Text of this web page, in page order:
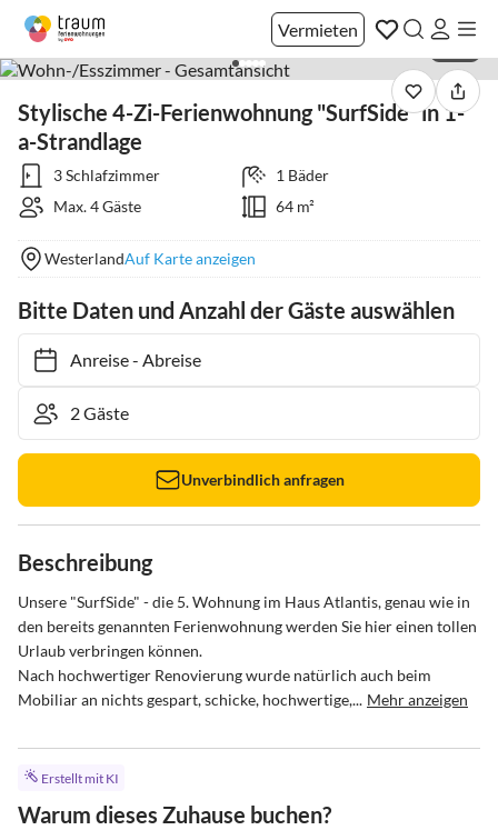
Vermieten
Stylische 4-Zi-Ferienwohnung "SurfSide" in 1-
a-Strandlage
3 Schlafzimmer
1 Bäder
Max. 4 Gäste
64 m²
WesterlandAuf Karte anzeigen
Bitte Daten und Anzahl der Gäste auswählen
Anreise- Abreise
Unverbindlich anfragen
Beschreibung
Unsere "SurfSide" - die 5. Wohnung im Haus Atlantis, genau wie in
den bereits genannten Ferienwohnung werden Sie hier einen tollen
Urlaub verbringen können.
Nach hochwertiger Renovierung wurde natürlich auch beim
Mobiliar an nichts gespart, schicke, hochwertige,... Mehr anzeigen
Erstellt mit KI
Warum dieses Zuhause buchen?